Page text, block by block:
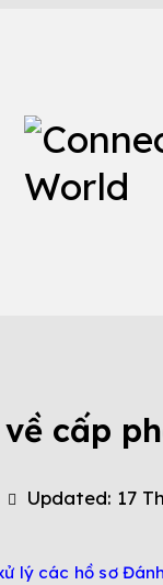
cấp
Updated: 17
lý các hồ sơ